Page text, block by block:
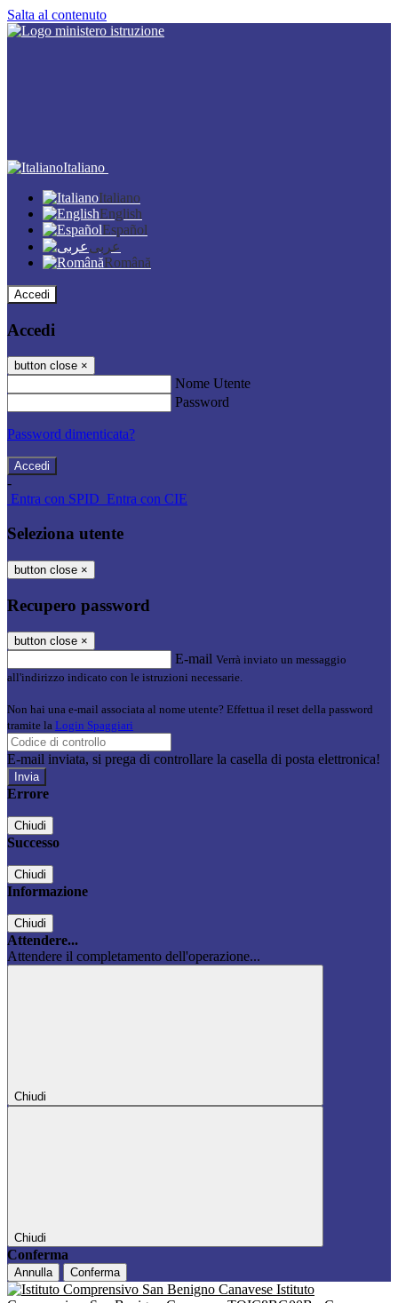
Salta al contenuto
Italiano
Italiano
English
Español
عربى
Română
Accedi
Accedi
button close ×
Nome Utente
Password
Password dimenticata?
-
Entra con SPID Entra con CIE
Seleziona utente
button close ×
Recupero password
button close ×
E-mail Verrà inviato un messaggio
all'indirizzo indicato con le istruzioni necessarie.
Non hai una e-mail associata al nome utente? Effettua il reset della password
tramite la Login Spaggiari
E-mail inviata, si prega di controllare la casella di posta elettronica!
Errore
Chiudi
Successo
Chiudi
Informazione
Chiudi
Attendere...
Attendere il completamento dell'operazione...
Chiudi
Chiudi
Conferma
Annulla Conferma
Istituto